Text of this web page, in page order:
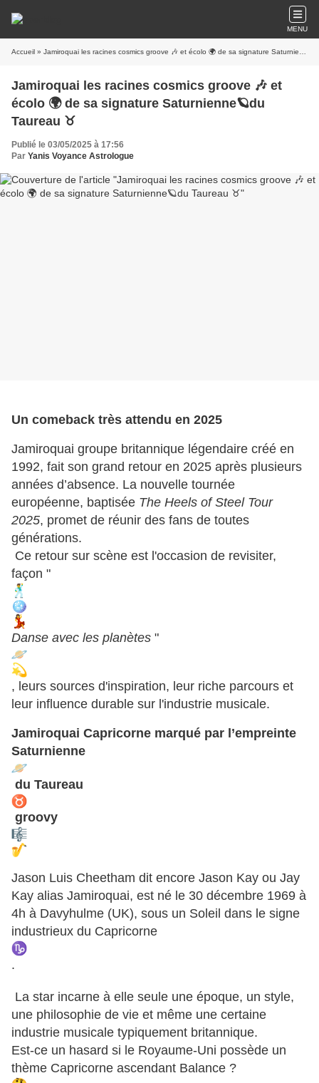
MENU
Accueil » Jamiroquai les racines cosmics groove 🎶 et écolo 🌍 de sa signature Saturnienne🪐du Taureau ♉
Jamiroquai les racines cosmics groove 🎶 et
écolo 🌍 de sa signature Saturnienne🪐du
Taureau ♉
Publié le 03/05/2025 à 17:56
Par Yanis Voyance Astrologue
Un comeback très attendu en 2025
Jamiroquai groupe britannique légendaire créé en
1992, fait son grand retour en 2025 après plusieurs
années d’absence. La nouvelle tournée
européenne, baptisée The Heels of Steel Tour
2025, promet de réunir des fans de toutes
générations.
Ce retour sur scène est l'occasion de revisiter,
façon "
Danse avec les planètes "
, leurs sources d'inspiration, leur riche parcours et
leur influence durable sur l'industrie musicale.
Jamiroquai Capricorne marqué par l’empreinte
Saturnienne
du Taureau
groovy
Jason Luis Cheetham dit encore Jason Kay ou Jay
Kay alias Jamiroquai, est né le 30 décembre 1969 à
4h à Davyhulme (UK), sous un Soleil dans le signe
industrieux du Capricorne
.
La star incarne à elle seule une époque, un style,
une philosophie de vie et même une certaine
industrie musicale typiquement britannique.
Est-ce un hasard si le Royaume-Uni possède un
thème Capricorne ascendant Balance ?